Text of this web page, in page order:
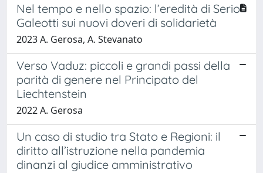
Nel tempo e nello spazio: l’eredità di Serio
Galeotti sui nuovi doveri di solidarietà
2023 A. Gerosa, A. Stevanato
Verso Vaduz: piccoli e grandi passi della
parità di genere nel Principato del
Liechtenstein
2022 A. Gerosa
Un caso di studio tra Stato e Regioni: il
diritto all’istruzione nella pandemia
dinanzi al giudice amministrativo